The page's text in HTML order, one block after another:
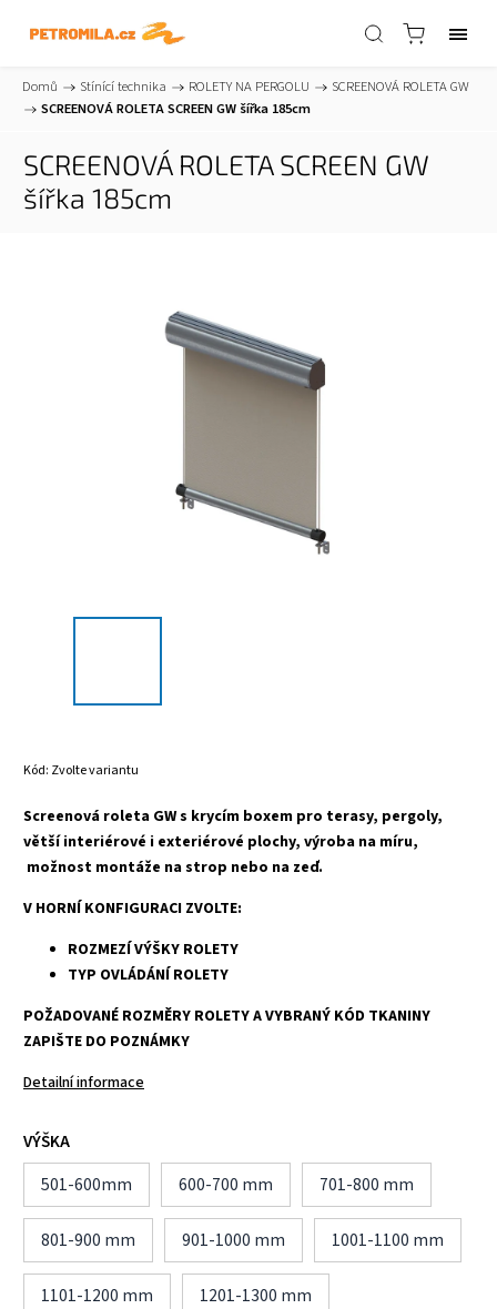
Domů / Stínící technika / ROLETY NA PERGOLU /
SCREENOVÁ ROLETA GW
/
SCREENOVÁ ROLETA SCREEN GW šířka 185cm
SCREENOVÁ ROLETA SCREEN GW
šířka 185cm
Kód: Zvolte variantu
Screenová roleta GW s krycím boxem pro terasy, pergoly,
větší interiérové i exteriérové plochy, výroba na míru,
možnost montáže na strop nebo na zeď.
V HORNÍ KONFIGURACI ZVOLTE:
ROZMEZÍ VÝŠKY ROLETY
TYP OVLÁDÁNÍ ROLETY
POŽADOVANÉ ROZMĚRY ROLETY A VYBRANÝ KÓD TKANINY
ZAPIŠTE DO POZNÁMKY
Detailní informace
VÝŠKA
501-600mm
600-700 mm 701-800 mm
801-900 mm 901-1000 mm 1001-1100 mm
1101-1200 mm 1201-1300 mm